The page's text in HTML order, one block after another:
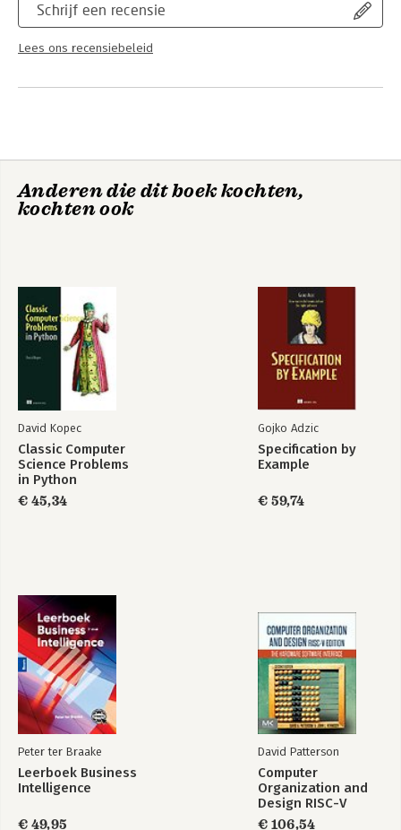
Schrijf een recensie
Lees ons recensiebeleid
Anderen die dit boek kochten,
kochten ook
David Kopec
Classic Computer
Science Problems
in Python
€ 45,34
Gojko Adzic
Specification by
Example
€ 59,74
Peter ter Braake
Leerboek Business
Intelligence
€ 49,95
David Patterson
Computer
Organization and
Design RISC-V
Edition
€ 106,54